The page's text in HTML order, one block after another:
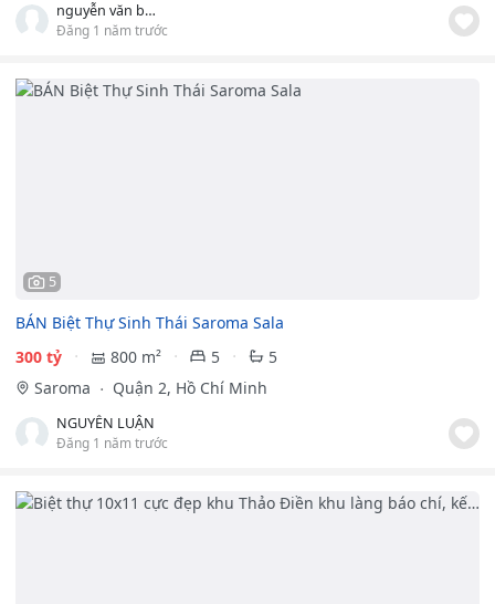
nguyễn văn bình
Đăng 1 năm trước
5
BÁN Biệt Thự Sinh Thái Saroma Sala
300 tỷ
800 m² 5
5
Saroma
Quận 2, Hồ Chí Minh
NGUYỄN LUẬN
Đăng 1 năm trước